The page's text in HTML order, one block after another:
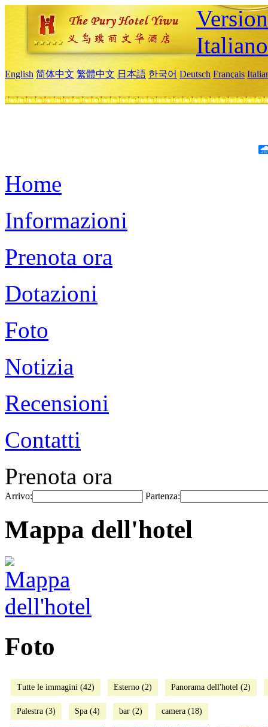
Italiano
English 简体中文 繁體中文 日本語 한국어 Deutsch Français
Home
Informazioni
Prenota ora
Dotazioni
Foto
Notizia
Recensioni
Contatti
Prenota ora
Arrivo: Partenza:
Mappa dell'hotel
Foto
Tutte le immagini (42) Esterno (2) Panorama dell'hotel (2)
Palestra (3) Spa (4) bar (2) camera (18)